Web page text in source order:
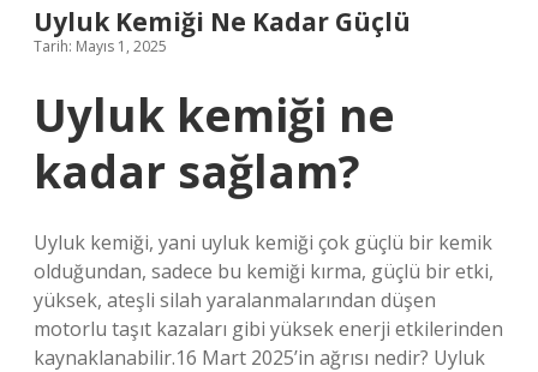
Uyluk Kemiği Ne Kadar Güçlü
Tarih: Mayıs 1, 2025
Uyluk kemiği ne
kadar sağlam?
Uyluk kemiği, yani uyluk kemiği çok güçlü bir kemik
olduğundan, sadece bu kemiği kırma, güçlü bir etki,
yüksek, ateşli silah yaralanmalarından düşen
motorlu taşıt kazaları gibi yüksek enerji etkilerinden
kaynaklanabilir.16 Mart 2025’in ağrısı nedir? Uyluk